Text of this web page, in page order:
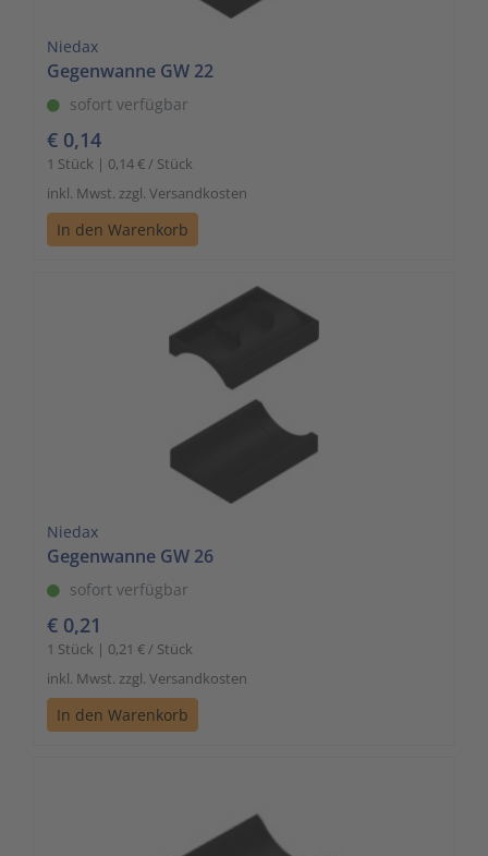
Niedax
Gegenwanne GW 22
sofort verfügbar
€ 0,14
1 Stück | 0,14 € / Stück
inkl. Mwst. zzgl. Versandkosten
In den Warenkorb
Niedax
Gegenwanne GW 26
sofort verfügbar
€ 0,21
1 Stück | 0,21 € / Stück
inkl. Mwst. zzgl. Versandkosten
In den Warenkorb